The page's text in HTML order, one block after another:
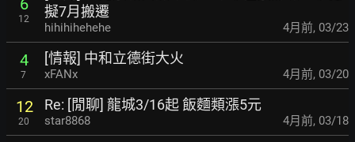
6
12
擬7月搬遷
hihihihehehe 4月前, 03/23
4
7
[情報] 中和立德街大火
xFANx 4月前, 03/20
12
20
Re: [閒聊] 龍城3/16起 飯麵類漲5元
star8868 4月前, 03/18